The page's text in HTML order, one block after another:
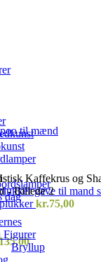
dag
Figurer
Bryllup
Kaffekrus og
kr.75,00